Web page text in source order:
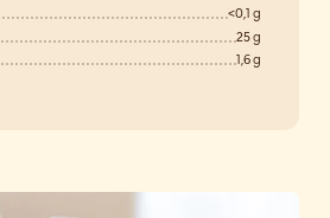
<0,1 g
25 g
1,6 g